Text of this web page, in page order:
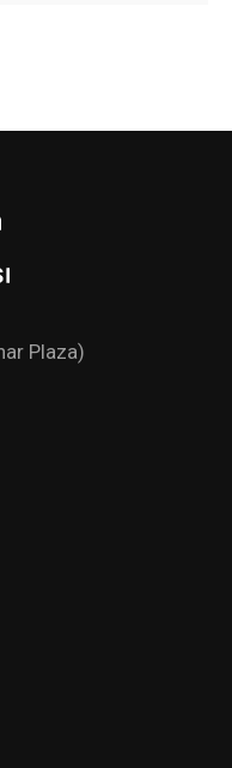
Plaza)